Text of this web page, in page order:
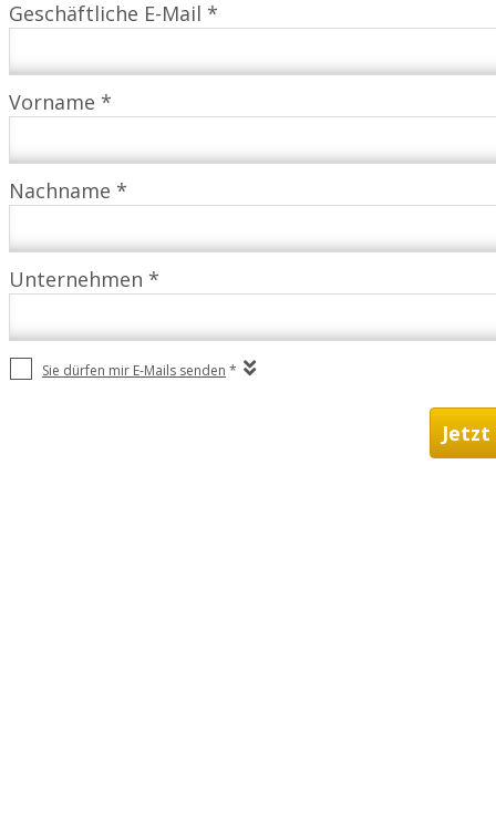
Geschäftliche E-Mail *
Vorname *
Nachname *
Unternehmen *
Sie dürfen mir E-Mails senden *